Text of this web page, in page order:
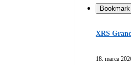
Bookmark
XRS
18. marca